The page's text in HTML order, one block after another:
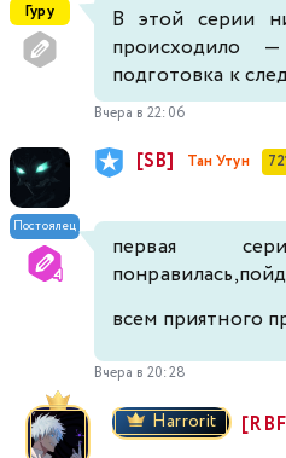
Гуру
В этой серии
происходило
подготовка к
Вчера в 22:06
Постоялец
[SB] Тан Утун
первая
всем приятного
Вчера в 20:28
Harrorit